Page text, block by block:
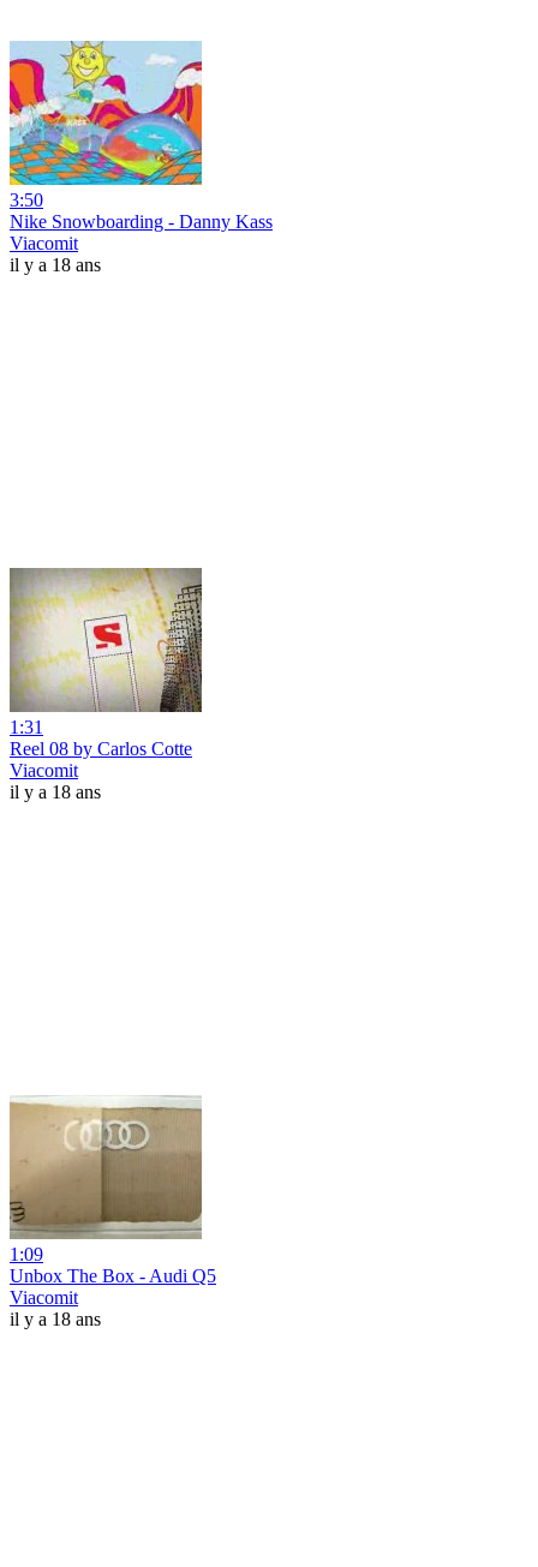
3:50
Nike Snowboarding - Danny Kass
Viacomit
il y a 18 ans
1:31
Reel 08 by Carlos Cotte
Viacomit
il y a 18 ans
1:09
Unbox The Box - Audi Q5
Viacomit
il y a 18 ans